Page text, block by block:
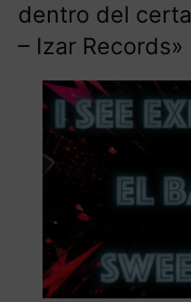
dentro del
– Izar Records»